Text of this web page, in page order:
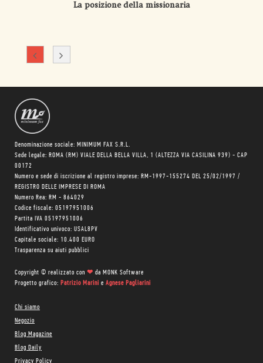
La posizione della missionaria
Denominazione sociale: MINIMUM FAX S.R.L.
Sede legale: ROMA (RM) VIALE DELLA BELLA VILLA, 1 (ALTEZZA VIA CASILINA 939) - CAP
00172
Numero e sede di iscrizione al registro imprese: RM-1997-155274 DEL 25/02/1997 /
REGISTRO DELLE IMPRESE DI ROMA
Numero Rea: RM - 864029
Codice fiscale: 05197951006
Partita IVA 05197951006
Identificativo univoco: USAL8PV
Capitale sociale: 10.400 EURO
Trasparenza su aiuti pubblici
Copyright © realizzato con ❤ da MONK Software
Progetto grafico: Patrizio Marini e Agnese Pagliarini
Chi siamo
Negozio
Blog Magazine
Blog Daily
Privacy Policy